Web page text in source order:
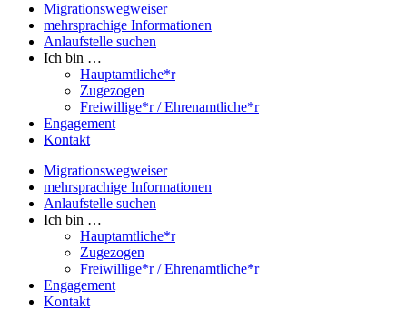
Migrationswegweiser
mehrsprachige Informationen
Anlaufstelle suchen
Ich bin …
Hauptamtliche*r
Zugezogen
Freiwillige*r / Ehrenamtliche*r
Engagement
Kontakt
Migrationswegweiser
mehrsprachige Informationen
Anlaufstelle suchen
Ich bin …
Hauptamtliche*r
Zugezogen
Freiwillige*r / Ehrenamtliche*r
Engagement
Kontakt